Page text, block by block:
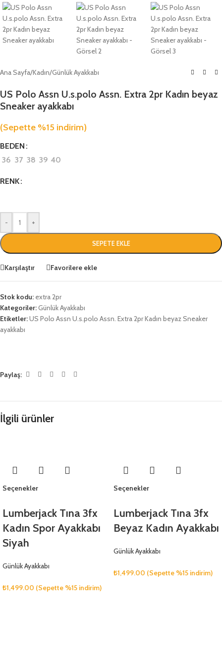
Ana Sayfa/Kadın/Günlük Ayakkabı
US Polo Assn U.s.polo Assn. Extra 2pr Kadın beyaz
Sneaker ayakkabı
(Sepette %15 indirim)
BEDEN
36 37 38 39 40
RENK
- +
SEPETE EKLE
Karşılaştır Favorilere ekle
Stok kodu: extra 2pr
Kategoriler:Günlük Ayakkabı
Etiketler:US Polo Assn U.s.polo Assn. Extra 2pr Kadın beyaz Sneaker
ayakkabı
Paylaş:
İlgili ürünler
Seçenekler
Lumberjack Tına 3fx
Kadın Spor Ayakkabı
Siyah
Günlük Ayakkabı
₺1,499.00 (Sepette %15 indirim)
Seçenekler
Lumberjack Tına 3fx
Beyaz Kadın Ayakkabı
Günlük Ayakkabı
₺1,499.00 (Sepette %15 indirim)